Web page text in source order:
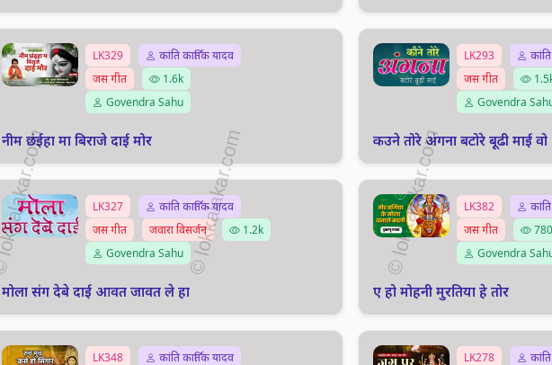
LK329
कांति कार्तिक यादव
जस गीत
1.6k
Govendra Sahu
नीम छंईहा मा बिराजे दाई मोर
LK293
जस गीत
Govendra
कउने तोरे अंगना बटोरे बूढी माई वो
LK327
कांति कार्तिक यादव
जस गीत
जवारा विसर्जन
1.2k
Govendra Sahu
मोला संग देबे दाई आवत जावत ले हा
LK382
जस गीत
780
Govendra
ए हो मोहनी मुरतिया हे तोर
LK348 कांति कार्तिक यादव LK278